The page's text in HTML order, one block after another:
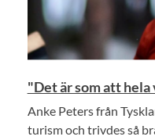
"Det är som att
Anke Peters från
turism och trivdes så